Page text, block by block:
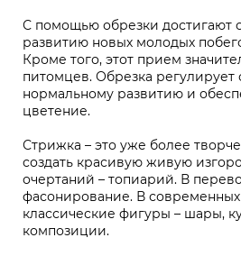
С помощью обрезки достигают
развитию новых молодых
Кроме того, этот прием
питомцев. Обрезка регулирует
нормальному развитию и
цветение.
Стрижка – это уже более
создать красивую живую
очертаний – топиарий. В
фасонирование. В
классические фигуры – шары,
композиции.